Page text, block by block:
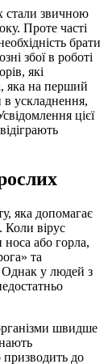
стали звичною
Проте часті
брати
збої в роботі
які
яка на перший
ускладнення,
цієї
яка допомагає
Коли вірус
носа або горла,
та
Однак у людей з
швидше
до